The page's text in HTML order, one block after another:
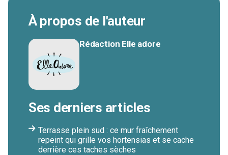
À propos de l'auteur
Rédaction Elle adore
Ses derniers articles
Terrasse plein sud : ce mur fraîchement
repeint qui grille vos hortensias et se cache
derrière ces taches sèches